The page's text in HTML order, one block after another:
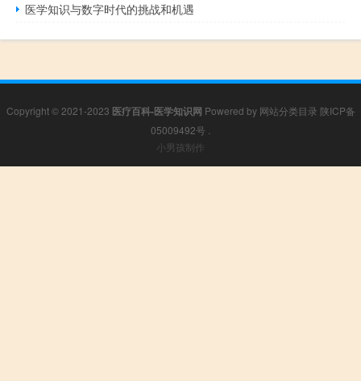
医学知识与数字时代的挑战和机遇
Copyright © 2021-2023 医疗百科-医学知识网 Powered by 网站分类目录 陕ICP备
05009492号
小男孩制作